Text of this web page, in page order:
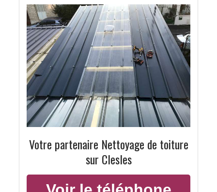
Votre partenaire Nettoyage de toiture
sur Clesles